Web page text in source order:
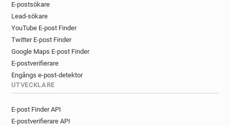
E-postsökare
Lead-sökare
YouTube E-post Finder
Twitter E-post Finder
Google Maps E-post Finder
E-postverifierare
Engångs e-post-detektor
UTVECKLARE
E-post Finder API
E-postverifierare API